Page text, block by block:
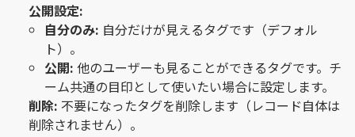
公開設定:
自分のみ: 自分だけが見えるタグです（デフォル
ト）。
公開: 他のユーザーも見ることができるタグです。チ
ーム共通の目印として使いたい場合に設定します。
削除: 不要になったタグを削除します（レコード自体は
削除されません）。